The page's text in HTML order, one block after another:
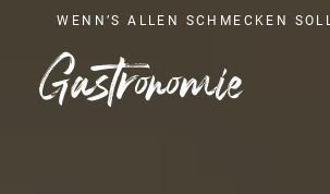
WENN’S ALLEN SCHMECKEN SOLL
Gastronomie